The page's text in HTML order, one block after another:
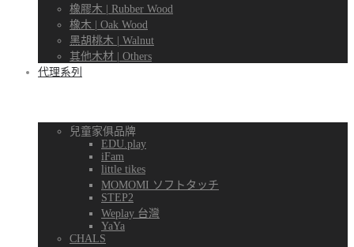
橡膠木 | Rubber Wood
橡木 | Oak Wood
黑胡桃木 | Walnut
其他木材 | Others
代理系列
兒童家俱品牌
EDU.play
iFam
little tikes
MOMOMI ソフトタッチ
STEP2
Weplay 台灣
YaYa
CHALS